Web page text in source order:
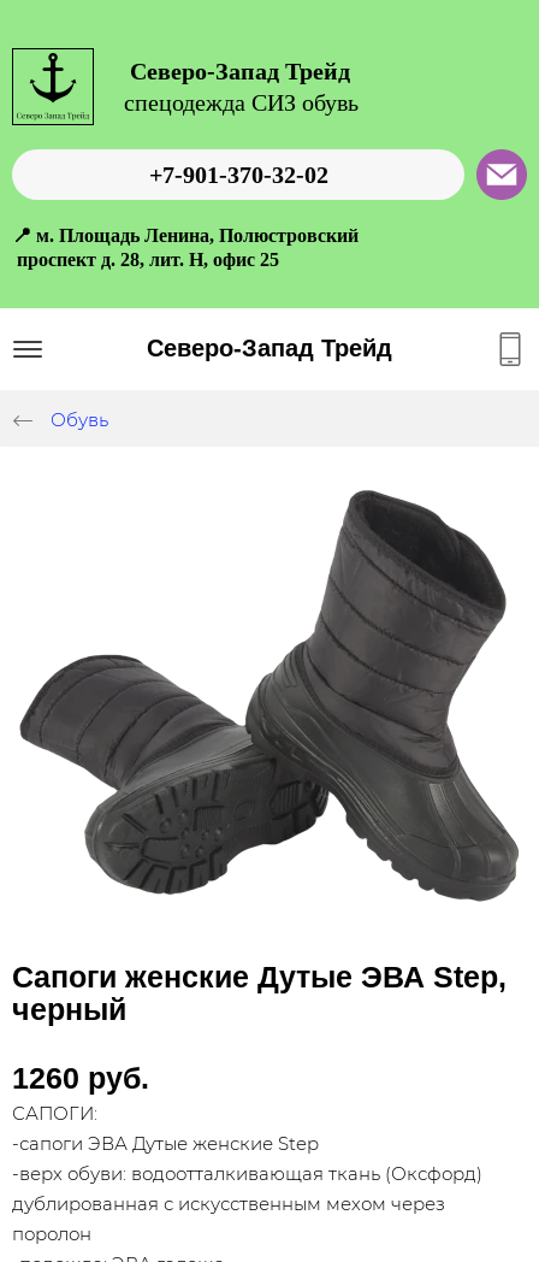
Северо-Запад Трейд
спецодежда СИЗ обувь
+7-901-370-32-02
📍 м. Площадь Ленина, Полюстровский
проспект д. 28, лит. Н, офис 25
Северо-Запад Трейд
Обувь
Сапоги женские Дутые ЭВА Step,
черный
1260 руб.
САПОГИ:
-сапоги ЭВА Дутые женские Step
-верх обуви: водоотталкивающая ткань (Оксфорд)
дублированная с искусственным мехом через
поролон